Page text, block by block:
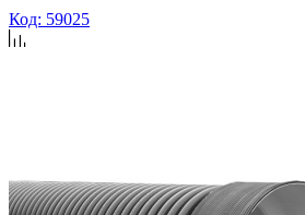
Код: 59025